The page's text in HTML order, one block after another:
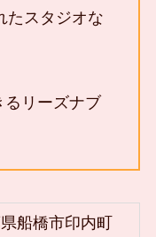
たスタジオな
リーズナブ
船橋市印内町